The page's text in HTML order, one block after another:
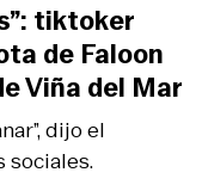
dijo el
sociales.
tiktoker
de Faloon
Viña del Mar